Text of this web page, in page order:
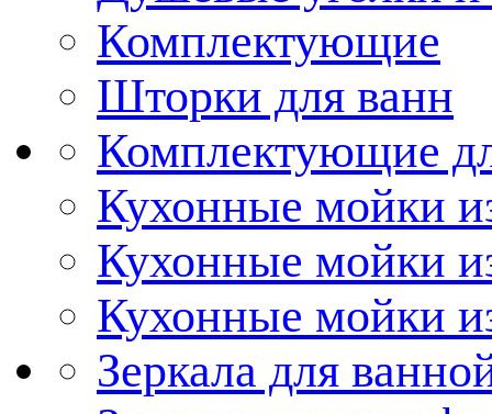
Комплектующие
Шторки для ванн
Комплектующие
Кухонные мойки
Кухонные мойки
Кухонные мойки
Зеркала для